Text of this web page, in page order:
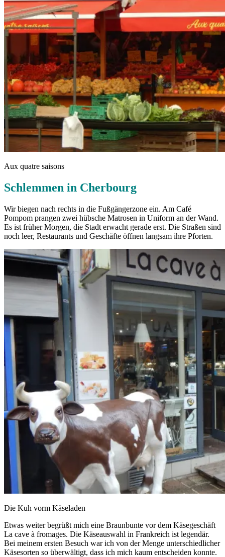
Aux quatre saisons
Schlemmen in Cherbourg
Wir biegen nach rechts in die Fußgängerzone ein. Am Café
Pompom prangen zwei hübsche Matrosen in Uniform an der Wand.
Es ist früher Morgen, die Stadt erwacht gerade erst. Die Straßen sind
noch leer, Restaurants und Geschäfte öffnen langsam ihre Pforten.
Die Kuh vorm Käseladen
Etwas weiter begrüßt mich eine Braunbunte vor dem Käsegeschäft
La cave à fromages. Die Käseauswahl in Frankreich ist legendär.
Bei meinem ersten Besuch war ich von der Menge unterschiedlicher
Käsesorten so überwältigt, dass ich mich kaum entscheiden konnte.